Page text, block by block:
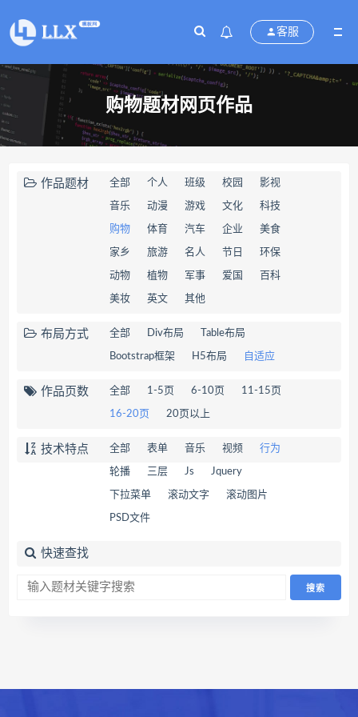
客服
购物题材网页作品
作品题材 全部 个人 班级 校园 影视
音乐 动漫 游戏 文化 科技
购物 体育 汽车 企业 美食
家乡 旅游 名人 节日 环保
动物 植物 军事 爱国 百科
美妆 英文 其他
布局方式 全部 Div布局 Table布局
Bootstrap框架 H5布局 自适应
作品页数 全部 1-5页 6-10页 11-15页
16-20页 20页以上
技术特点 全部 表单 音乐 视频 行为
轮播 三层 Js Jquery
下拉菜单 滚动文字 滚动图片
PSD文件
快速查找